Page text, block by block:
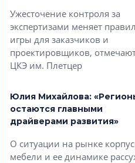
Ужесточение контроля за
экспертизами меняет
игры для заказчиков и
проектировщиков,
ЦКЭ им. Плетцер
Юлия Михайлова:
остаются главными
драйверами развития»
О ситуации на рынке
мебели и ее динамике